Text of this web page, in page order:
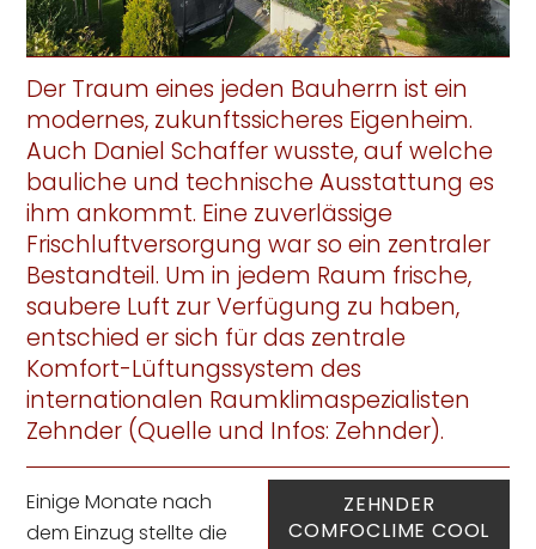
Der Traum eines jeden Bauherrn ist ein
modernes, zukunftssicheres Eigenheim.
Auch Daniel Schaffer wusste, auf welche
bauliche und technische Ausstattung es
ihm ankommt. Eine zuverlässige
Frischluftversorgung war so ein zentraler
Bestandteil. Um in jedem Raum frische,
saubere Luft zur Verfügung zu haben,
entschied er sich für das zentrale
Komfort-Lüftungssystem des
internationalen Raumklimaspezialisten
Zehnder (Quelle und Infos: Zehnder).
ZEHNDER
COMFOCLIME COOL
Einige Monate nach
dem Einzug stellte die